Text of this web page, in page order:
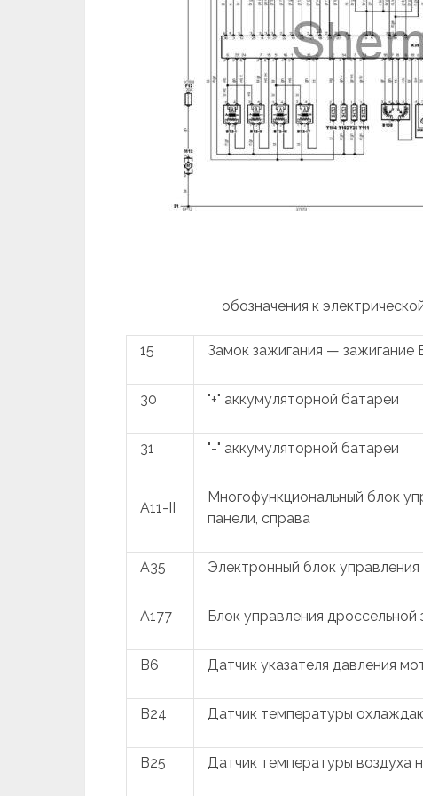
обозначения к
15 Замок зажигания — зажигание
30 "+" аккумуляторной батареи
31 "-" аккумуляторной батареи
A11-II
Многофункциональный блок
панели, справа
A35 Электронный блок управления
A177 Блок управления дроссельной
B6 Датчик указателя давления
B24 Датчик температуры
B25 Датчик температуры воздуха